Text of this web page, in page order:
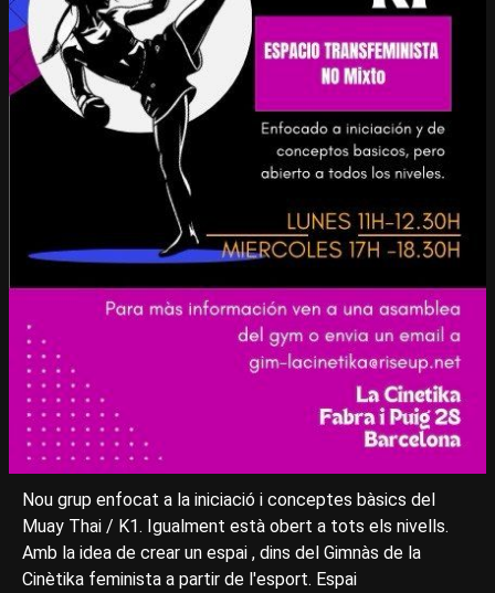
Nou grup enfocat a la iniciació i conceptes bàsics del
Muay Thai / K1. Igualment està obert a tots els nivells.
Amb la idea de crear un espai , dins del Gimnàs de la
Cinètika feminista a partir de l'esport. Espai